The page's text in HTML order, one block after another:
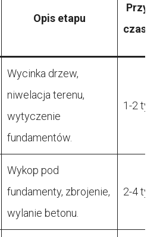
Opis etapu
czas
Wycinka drzew,
niwelacja terenu,
wytyczenie
fundamentów.
1-2
Wykop pod
fundamenty, zbrojenie,
wylanie betonu.
2-4